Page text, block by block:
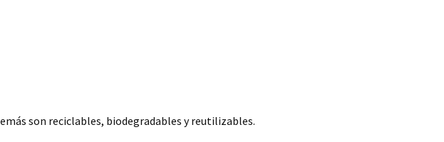
son reciclables, biodegradables y reutilizables.